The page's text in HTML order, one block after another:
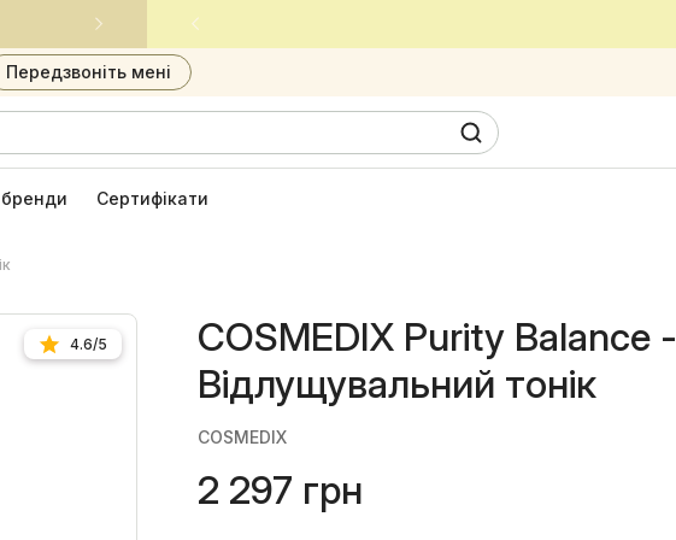
Встигни придбати улюблені засоби за приємною ціною
Передзвоніть мені
бренди Сертифікати
4.6/5
COSMEDIX Purity Balance -
Відлущувальний тонік
COSMEDIX
2 297 грн